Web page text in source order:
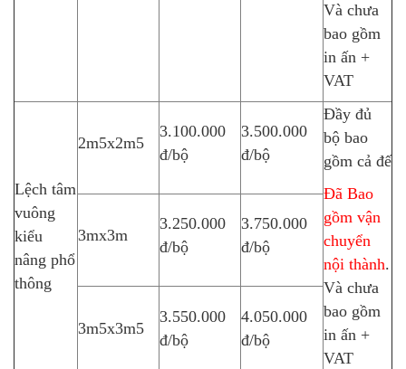
Và chưa
bao gồm
in ấn +
VAT
Lệch tâm
vuông
kiểu
nâng phổ
thông
2m5x2m5
3.100.000
đ/bộ
3.500.000
đ/bộ
Đầy đủ
bộ bao
gồm cả đế
Đã Bao
gồm vận
chuyển
nội thành.
Và chưa
bao gồm
in ấn +
VAT
3mx3m
3.250.000
đ/bộ
3.750.000
đ/bộ
3m5x3m5
3.550.000
đ/bộ
4.050.000
đ/bộ